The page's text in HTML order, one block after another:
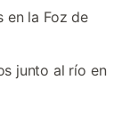
en la Foz de
junto al río en